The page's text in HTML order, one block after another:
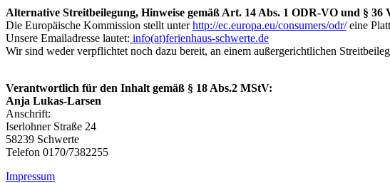
Alternative Streitbeilegung, Hinweise gemäß Art. 14 Abs. 1 ODR-VO und § 36
Die Europäische Kommission stellt unterhttp://ec.europa.eu/consumers/odr/eine
Unsere Emailadresse lautet: info(at)ferienhaus-schwerte.de
Wir sind weder verpflichtet noch dazu bereit, an einem außergerichtlichen
Verantwortlich für den Inhalt gemäß § 18 Abs.2 MStV:
Anja Lukas-Larsen
Anschrift:
Iserlohner Straße 24
58239 Schwerte
Telefon 0170/7382255
Impressum